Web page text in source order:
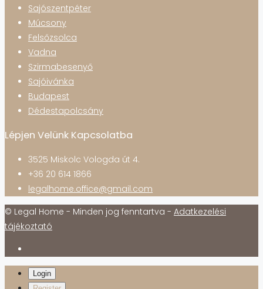
Sajószentpéter
Múcsony
Felsőzsolca
Vadna
Szirmabesenyő
Sajóivánka
Budapest
Dédestapolcsány
Lépjen Velünk Kapcsolatba
3525 Miskolc Vologda út 4.
+36 20 614 1866
legalhome.office@gmail.com
© Legal Home - Minden jog fenntartva - Adatkezelési
tájékoztató
Login